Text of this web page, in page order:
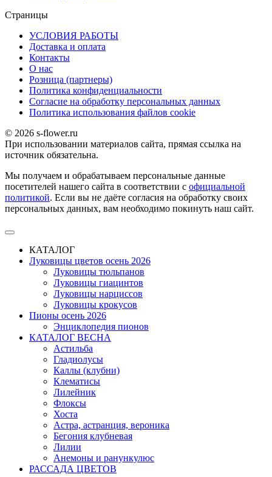
Страницы
УСЛОВИЯ РАБОТЫ
Доставка и оплата
Контакты
О наc
Розница (партнеры)
Политика конфиденциальности
Согласие на обработку персональных данных
Политика использования файлов сookie
© 2026 s-flower.ru
При использовании материалов сайта, прямая ссылка на
источник обязательна.
Мы получаем и обрабатываем персональные данные
посетителей нашего сайта в соответствии с официальной
политикой. Если вы не даёте согласия на обработку своих
персональных данных, вам необходимо покинуть наш сайт.
КАТАЛОГ
Луковицы цветов осень 2026
Луковицы тюльпанов
Луковицы гиацинтов
Луковицы нарциссов
Луковицы крокусов
Пионы осень 2026
Энциклопедия пионов
КАТАЛОГ ВЕСНА
Астильба
Гладиолусы
Каллы (клубни)
Клематисы
Лилейник
Флоксы
Хоста
Астра, астранция, вероника
Бегония клубневая
Лилии
Анемоны и ранункулюс
РАССАДА ЦВЕТОВ